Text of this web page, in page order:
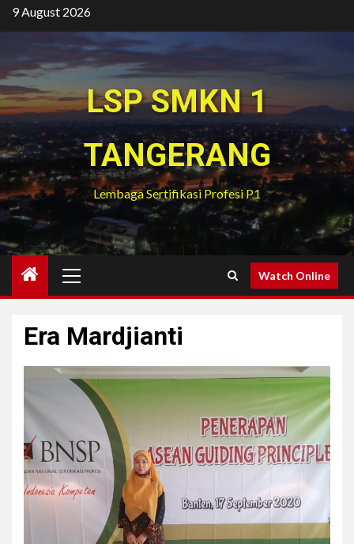
Skip
to
9 August 2026
LSP SMKN 1
TANGERANG
Lembaga Sertifikasi Profesi P1
Menu
Watch Online
Era Mardjianti